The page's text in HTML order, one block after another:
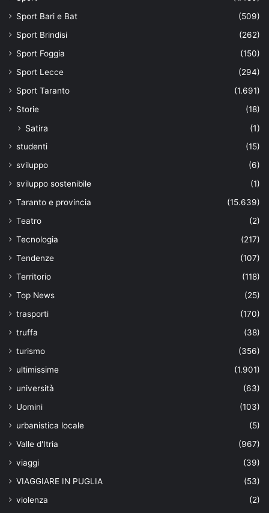
Sport Bari e Bat
(509)
Sport Brindisi
(262)
Sport Foggia
(150)
Sport Lecce
(294)
Sport Taranto
(1.691)
Storie
(18)
Satira (1)
studenti
(15)
sviluppo
(6)
sviluppo sostenibile
(1)
Taranto e provincia
(15.639)
Teatro
(2)
Tecnologia
(217)
Tendenze
(107)
Territorio
(118)
Top News
(25)
trasporti
(170)
truffa
(38)
turismo
(356)
ultimissime
(1.901)
università
(63)
Uomini
(103)
urbanistica locale
(5)
Valle d'Itria
(967)
viaggi
(39)
VIAGGIARE IN PUGLIA
(53)
violenza
(2)